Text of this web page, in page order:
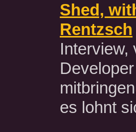
Shed,
Rentzsch
Interview,
es lohnt